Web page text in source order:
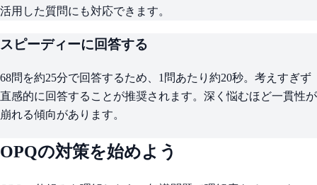
活用した質問にも対応できます。
スピーディーに回答する
68問を約25分で回答するため、1問あたり約20秒。考えすぎず
直感的に回答することが推奨されます。深く悩むほど一貫性が
崩れる傾向があります。
OPQの対策を始めよう